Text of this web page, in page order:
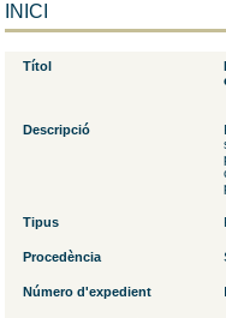
INICI
Títol
Descripció
Tipus
Procedència
Número d'expedient